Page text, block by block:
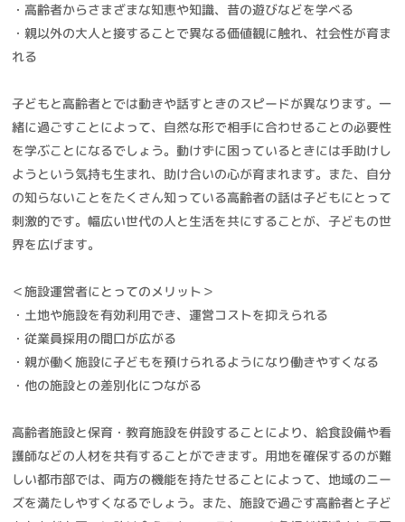
・高齢者からさまざまな知恵や知識、昔の遊びなどを学べる
・親以外の大人と接することで異なる価値観に触れ、社会性が育ま
れる
子どもと高齢者とでは動きや話すときのスピードが異なります。一
緒に過ごすことによって、自然な形で相手に合わせることの必要性
を学ぶことになるでしょう。動けずに困っているときには手助けし
ようという気持も生まれ、助け合いの心が育まれます。また、自分
の知らないことをたくさん知っている高齢者の話は子どもにとって
刺激的です。幅広い世代の人と生活を共にすることが、子どもの世
界を広げます。
＜施設運営者にとってのメリット＞
・土地や施設を有効利用でき、運営コストを抑えられる
・従業員採用の間口が広がる
・親が働く施設に子どもを預けられるようになり働きやすくなる
・他の施設との差別化につながる
高齢者施設と保育・教育施設を併設することにより、給食設備や看
護師などの人材を共有することができます。用地を確保するのが難
しい都市部では、両方の機能を持たせることによって、地域のニー
ズを満たしやすくなるでしょう。また、施設で過ごす高齢者と子ど